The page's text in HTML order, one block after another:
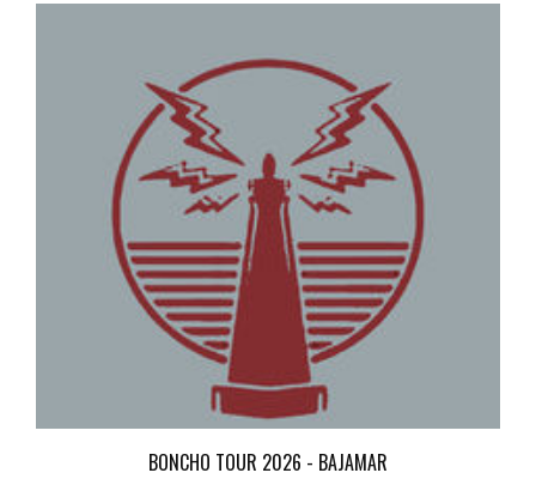
BONCHO TOUR 2026 - BAJAMAR